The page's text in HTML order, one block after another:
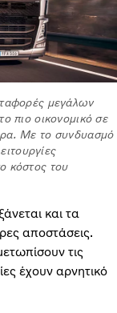
μεγάλων
πιο οικονομικό σε
Με το συνδυασμό
κόστος του
και τα
αποστάσεις.
τις
έχουν αρνητικό